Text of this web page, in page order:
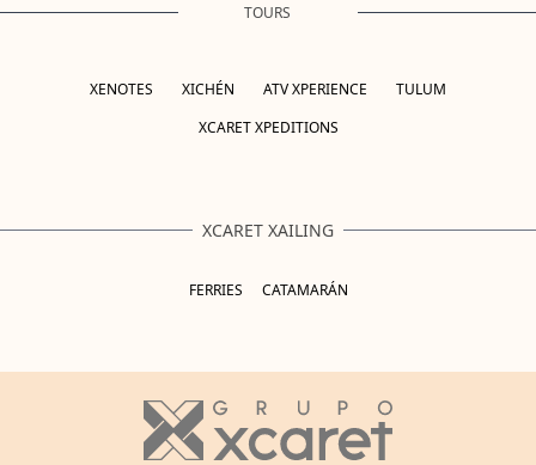
TOURS
XENOTES XICHÉN ATV XPERIENCE
TULUM
XCARET XPEDITIONS
XCARET XAILING
FERRIES CATAMARÁN